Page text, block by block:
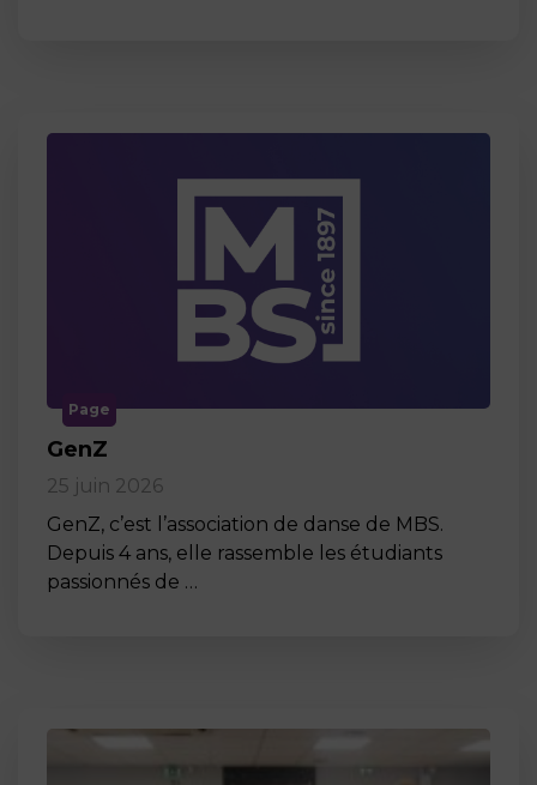
Page
GenZ
25 juin 2026
GenZ, c’est l’association de danse de MBS.
Depuis 4 ans, elle rassemble les étudiants
passionnés de …